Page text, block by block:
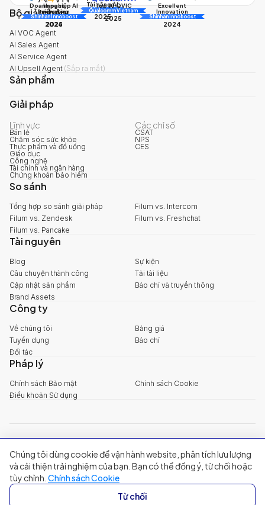
Doanh nghiệp AI
triển vọng
AI Awards
2025
Tài năng AI
AI Awards
2025
Excellent
Innovation
Shinhan Innoboost
2024
Impact
Innovation
Shinhan Innoboost
2024
Top 10 QVIC
Qualcomm Vietnam
2025
Bộ giải pháp
AI VOC Agent
AI Sales Agent
AI Service Agent
AI Upsell Agent (Sắp ra mắt)
Sản phẩm
Giải pháp
Lĩnh vực
Bán lẻ
Chăm sóc sức khỏe
Thực phẩm và đồ uống
Giáo dục
Công nghệ
Tài chính và ngân hàng
Chứng khoán bảo hiểm
Các chỉ số
CSAT
NPS
CES
So sánh
Tổng hợp so sánh giải pháp
Filum vs. Intercom
Filum vs. Zendesk
Filum vs. Freshchat
Filum vs. Pancake
Tài nguyên
Blog
Sự kiện
Câu chuyện thành công
Tải tài liệu
Cập nhật sản phẩm
Báo chí và truyền thông
Brand Assets
Công ty
Về chúng tôi
Bảng giá
Tuyển dụng
Báo chí
Đối tác
Pháp lý
Chính sách Bảo mật
Chính sách Cookie
Điều khoản Sử dụng
+84 888 18 1313
Trụ sở chính: Tầng 03, 65-67 Đường B4, Khu đô thị Sala, Phường An
Khánh, TP Hồ Chí Minh
Singapore:20A Tanjong Pagar Road, Singapore
© 2024 Filum Inc. All rights reserved.
Chúng tôi dùng cookie để vận hành website, phân tích lưu lượng
và cải thiện trải nghiệm của bạn. Bạn có thể đồng ý, từ chối hoặc
tùy chỉnh. Chính sách Cookie
Từ chối